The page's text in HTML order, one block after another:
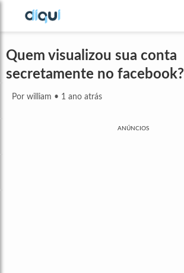
Quem visualizou sua conta
secretamente no facebook?
Por william • 1 ano atrás
ANÚNCIOS